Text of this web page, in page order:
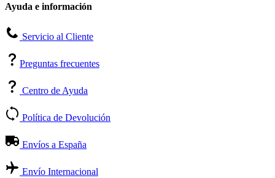
Ayuda e información
Servicio al Cliente
Preguntas frecuentes
Centro de Ayuda
Política de Devolución
Envíos a España
Envío Internacional